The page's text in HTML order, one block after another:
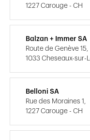
1227 Carouge - CH
Balzan + Immer SA
Route de Genève 15,
1033 Cheseaux-sur-
Belloni SA
Rue des Moraines 1,
1227 Carouge - CH